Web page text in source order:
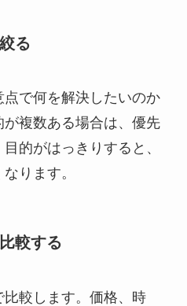
る
で何を解決したいのか
複数ある場合は、優先
的がはっきりすると、
ります。
較する
較します。価格、時